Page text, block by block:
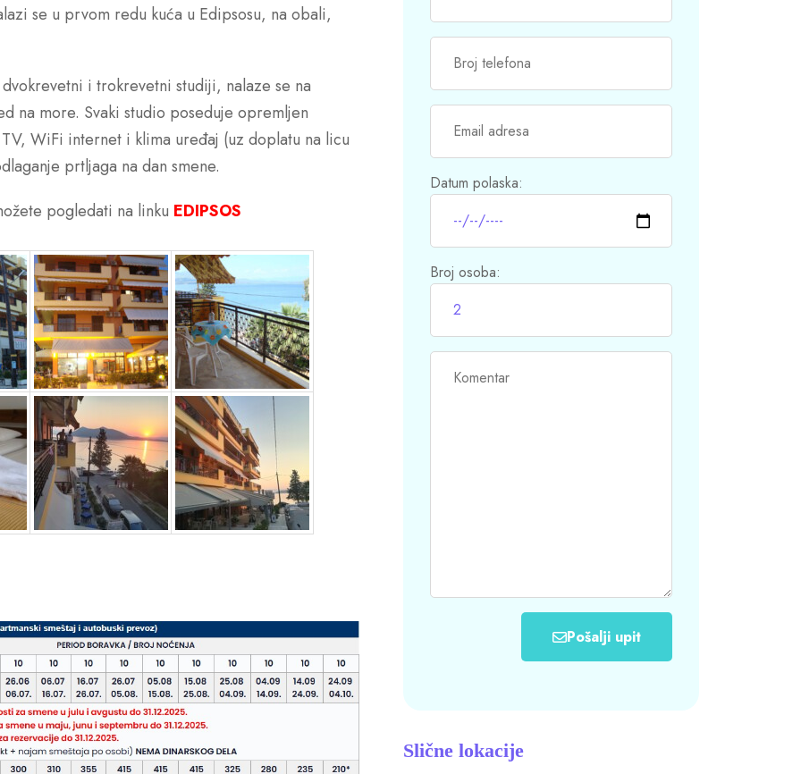
se u prvom redu kuća u Edipsosu, na obali,
i trokrevetni studiji, nalaze se na
na more. Svaki studio poseduje opremljen
WiFi internet i klima uređaj (uz doplatu na licu
prtljaga na dan smene.
pogledati na linku EDIPSOS
Datum polaska:
Broj osoba:
Pošalji upit
Slične lokacije